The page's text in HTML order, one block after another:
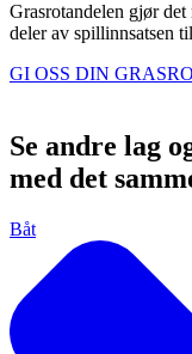
Grasrotandelen gjør
deler av spillinnsatsen
GI OSS DIN
Se andre lag
med det
Båt